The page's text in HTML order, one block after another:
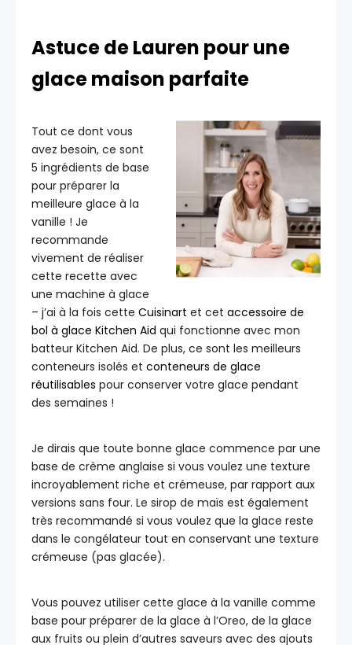
Astuce de Lauren pour une
glace maison parfaite
Tout ce dont vous
avez besoin, ce sont
5 ingrédients de base
pour préparer la
meilleure glace à la
vanille ! Je
recommande
vivement de réaliser
cette recette avec
une machine à glace
– j’ai à la fois cette Cuisinart et cet accessoire de
bol à glace Kitchen Aid qui fonctionne avec mon
batteur Kitchen Aid. De plus, ce sont les meilleurs
conteneurs isolés et conteneurs de glace
réutilisables pour conserver votre glace pendant
des semaines !
Je dirais que toute bonne glace commence par une
base de crème anglaise si vous voulez une texture
incroyablement riche et crémeuse, par rapport aux
versions sans four. Le sirop de maïs est également
très recommandé si vous voulez que la glace reste
dans le congélateur tout en conservant une texture
crémeuse (pas glacée).
Vous pouvez utiliser cette glace à la vanille comme
base pour préparer de la glace à l’Oreo, de la glace
aux fruits ou plein d’autres saveurs avec des ajouts